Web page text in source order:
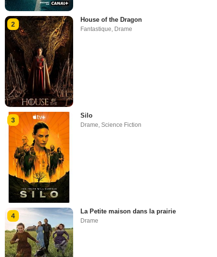
2
House of the Dragon
Fantastique Drame
3
Silo
Drame,Science Fiction
4
La Petite maison dans la prairie
Drame